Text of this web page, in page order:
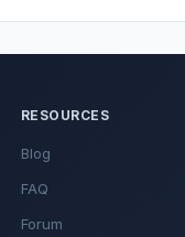
RESOURCES
Blog
FAQ
Forum